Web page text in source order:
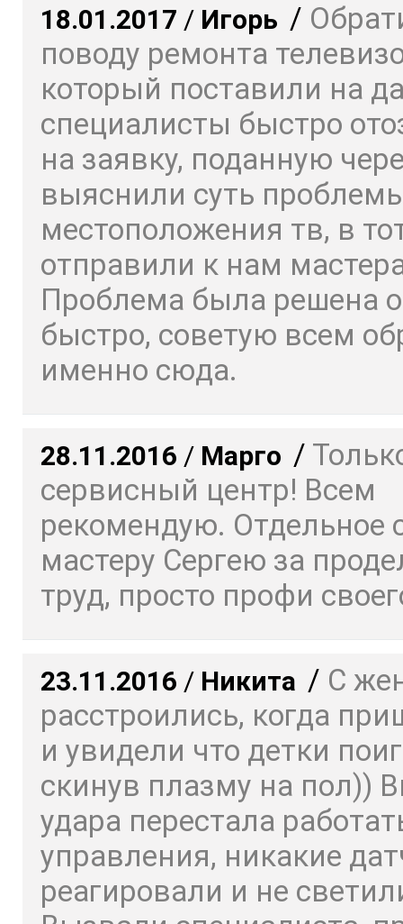
18.01.2017 / Игорь /
поводу ремонта
который поставили на
специалисты быстро
на заявку, поданную
выяснили суть
местоположения тв, в
отправили к нам
Проблема была решена
быстро, советую всем
именно сюда.
28.11.2016 / Марго /
сервисный центр! Всем
рекомендую. Отдельное
мастеру Сергею за
труд, просто профи
23.11.2016 / Никита / С
расстроились, когда
и увидели что детки
скинув плазму на пол))
удара перестала
управления, никакие
реагировали и не